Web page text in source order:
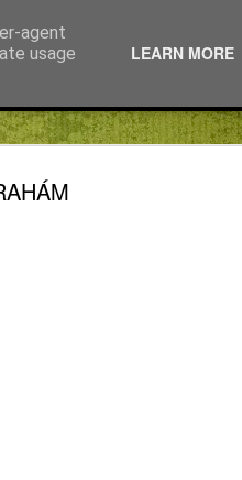
agent
usage
LEARN MORE
LÁSZLÓ --
KRASZNAHORKAIJA – AZ
KEZDETÉNEK HIERONYMUS
„KVARCOLATOK” (2.)